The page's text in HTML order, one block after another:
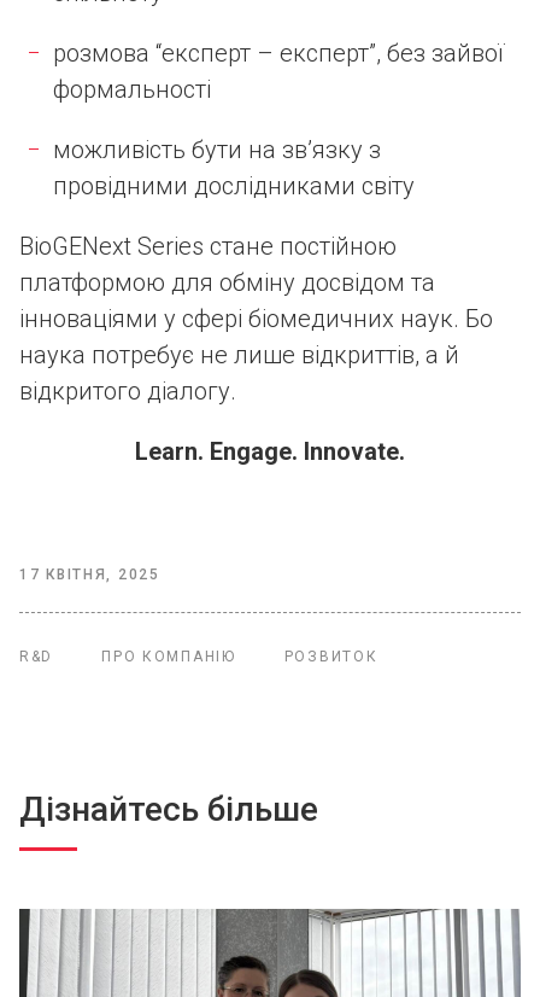
розмова “експерт – експерт”, без зайвої
формальності
можливість бути на зв’язку з
провідними дослідниками світу
BioGENext Series стане постійною
платформою для обміну досвідом та
інноваціями у сфері біомедичних наук. Бо
наука потребує не лише відкриттів, а й
відкритого діалогу.
Learn. Engage. Innovate.
17 КВІТНЯ, 2025
R&D ПРО КОМПАНІЮ РОЗВИТОК
Дізнайтесь більше